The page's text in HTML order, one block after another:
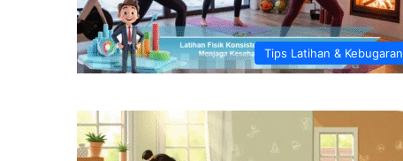
Tips Latihan & Kebugaran